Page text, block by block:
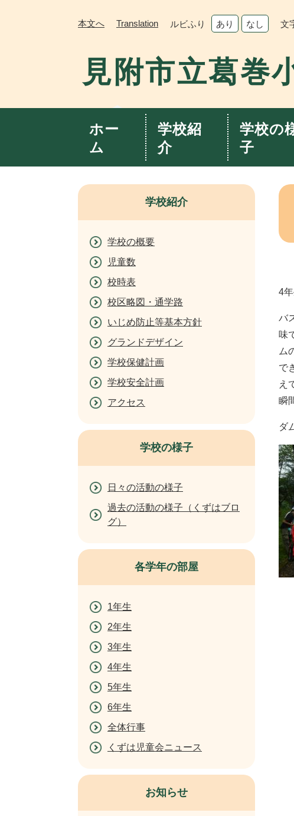
す。
し
本文へ Translation ルビふり あり なし 文
見附市立葛巻
ホー
ム
学校紹
介
学校の
子
本
4
バ
味
ム
で
え
瞬
ダ
学校紹介
学校の概要
児童数
校時表
校区略図・通学路
いじめ防止等基本方針
グランドデザイン
学校保健計画
学校安全計画
アクセス
学校の様子
日々の活動の様子
過去の活動の様子（くずはブロ
グ）
各学年の部屋
1年生
2年生
3年生
4年生
5年生
6年生
全体行事
くずは児童会ニュース
お知らせ